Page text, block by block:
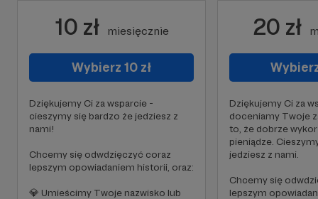
10 zł miesięcznie
Wybierz 10 zł
Dziękujemy Ci za wsparcie -
cieszymy się bardzo że jedziesz z
nami!
Chcemy się odwdzięczyć coraz
lepszym opowiadaniem historii, oraz:
💎 Umieścimy Twoje nazwisko lub
20 zł
Dziękujemy Ci za
doceniamy Twoje
to, że dobrze
pieniądze.
jedziesz z nami.
Chcemy się
lepszym